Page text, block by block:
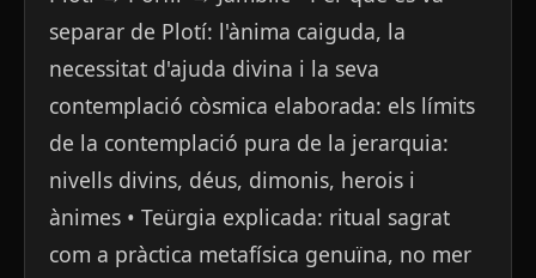
separar de Plotí: l'ànima caiguda, la
necessitat d'ajuda divina i la seva
contemplació còsmica elaborada: els límits
de la contemplació pura de la jerarquia:
nivells divins, déus, dimonis, herois i
ànimes • Teürgia explicada: ritual sagrat
com a pràctica metafísica genuïna, no mer